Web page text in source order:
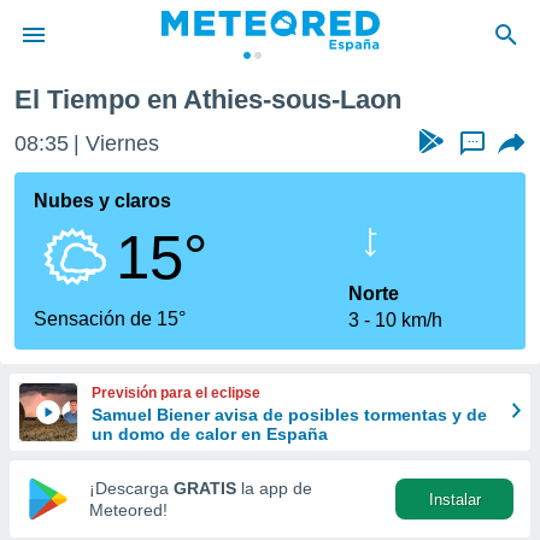
de
por
que se
calidad.
a este
las
y
forma
digital
basada
El Tiempo en Athies-sous-Laon
08:35 Viernes ...
Nubes y claros
15°
Sensación de 15°
Norte
3
10 km/h
Previsión para el eclipse
Samuel Biener avisa de posibles tormentas y de
un domo de calor en España
¡Descarga GRATIS la app de
Meteored!
Instalar